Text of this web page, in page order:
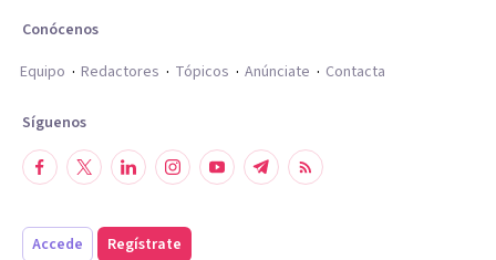
Conócenos
Equipo
Redactores Tópicos Anúnciate Contacta
Síguenos
Accede Regístrate